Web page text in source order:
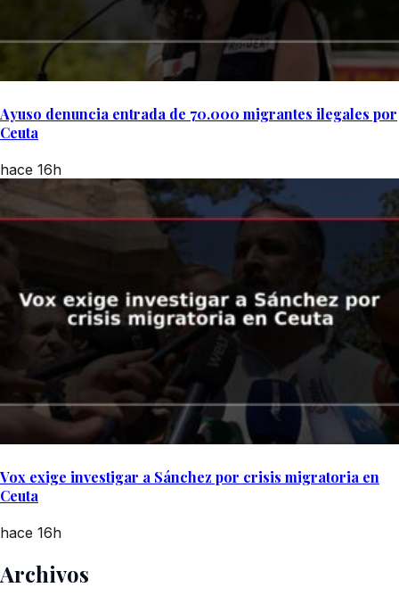
Ayuso denuncia entrada de 70.000 migrantes ilegales por
Ceuta
hace 16h
Vox exige investigar a Sánchez por crisis migratoria en
Ceuta
hace 16h
Archivos